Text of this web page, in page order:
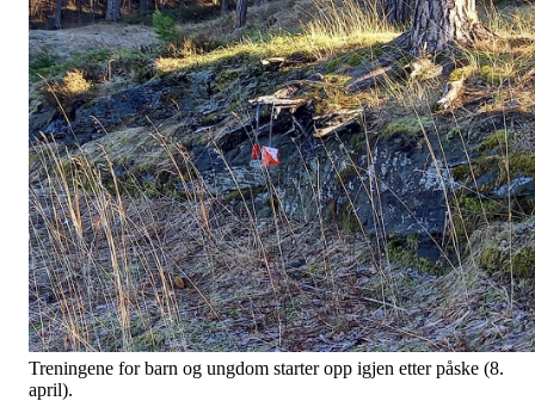
Treningene for barn og ungdom starter opp igjen etter påske (8.
april).